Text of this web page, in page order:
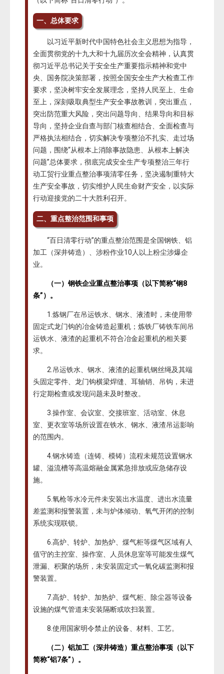
一、 总体要求
以习近平新时代中国特色社会主义思想为指导，
全面贯彻党的十九大和十九届历次全会精神，认真贯
彻习近平总书记关于安全生产重要指示精神和党中
央、国务院决策部署，按照全国安全生产大检查工作
要求，坚决树牢安全发展理念，坚持人民至上、生命
至上，深刻吸取典型生产安全事故教训，突出重点，
突出防范重大风险，突出问题导向、结果导向和目标
导向，坚持企业自查与部门核查相结合、全面检查与
严格执法相结合，切实解决专项整治不扎实、走过场
问题，围绕“从根本上消除事故隐患、从根本上解决
问题”总体要求，彻底完成安全生产专项整治三年行
动工贸行业重点整治事项清零任务，坚决遏制重特大
生产安全事故，切实维护人民生命财产安全，以实际
行动迎接党的二十大胜利召开。
二、重点整治范围和事项
“百日清零行动”的重点整治范围是全国钢铁、铝
加工（深井铸造）、涉粉作业10人以上粉尘涉爆企
业。
（一）钢铁企业重点整治事项（以下简称“钢8
条”）。
1.炼钢厂在吊运铁水、钢水、液渣时，未使用带
固定式龙门钩的冶金铸造起重机；炼铁厂铸铁车间吊
运铁水、液渣的起重机不符合冶金起重机的相关要
求。
2.吊运铁水、钢水、液渣的起重机钢丝绳及其端
头固定零件、龙门钩横梁焊缝、耳轴销、吊钩，未进
行定期检查或发现问题未及时整改。
3.操作室、会议室、交接班室、活动室、休息
室、更衣室等场所设置在铁水、钢水、液渣吊运影响
的范围内。
4.钢水铸造（连铸、模铸）流程未规范设置钢水
罐、溢流槽等高温熔融金属紧急排放或应急储存设
施。
5.氧枪等水冷元件未安装出水温度、进出水流量
差监测和报警装置，未与炉体倾动、氧气开闭的控制
系统实现联锁。
6.高炉、转炉、加热炉、煤气柜等煤气区域有人
值守的主控室、操作室、人员休息室等可能发生煤气
泄漏、积聚的场所，未安装固定式一氧化碳监测和报
警装置。
7.高炉、转炉、加热炉、煤气柜、除尘器等设备
设施的煤气管道未安装隔断或吹扫装置。
8.使用国家明令禁止的设备、材料、工艺。
（二）铝加工（深井铸造）重点整治事项（以下
简称“铝7条”）。